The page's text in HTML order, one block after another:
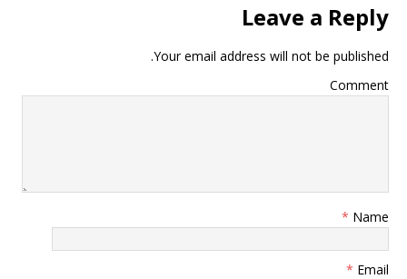
Leave a Reply
Your email address will not be published.
Comment
Name
*
Email
*